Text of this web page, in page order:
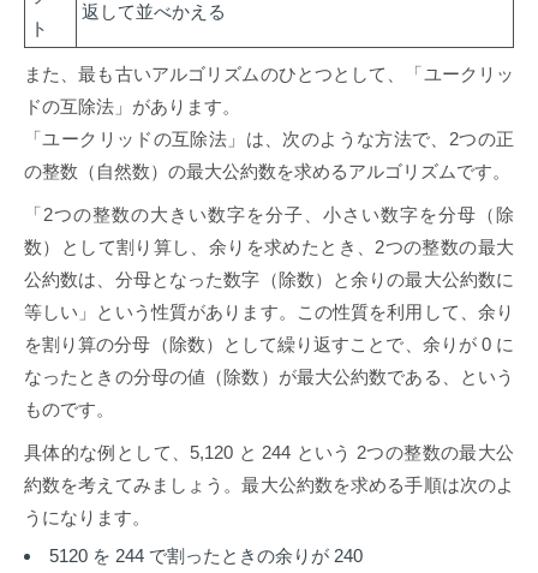
ト
返して並べかえる
また、最も古いアルゴリズムのひとつとして、「ユークリッ
ドの互除法」があります。
「ユークリッドの互除法」は、次のような方法で、2つの正
の整数（自然数）の最大公約数を求めるアルゴリズムです。
「2つの整数の大きい数字を分子、小さい数字を分母（除
数）として割り算し、余りを求めたとき、2つの整数の最大
公約数は、分母となった数字（除数）と余りの最大公約数に
等しい」という性質があります。この性質を利用して、余り
を割り算の分母（除数）として繰り返すことで、余りが 0 に
なったときの分母の値（除数）が最大公約数である、という
ものです。
具体的な例として、5,120 と 244 という 2つの整数の最大公
約数を考えてみましょう。最大公約数を求める手順は次のよ
うになります。
5120 を 244 で割ったときの余りが 240